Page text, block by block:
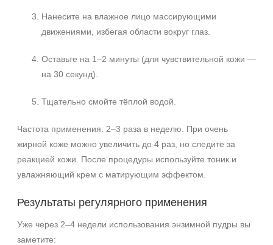
Нанесите на влажное лицо массирующими
движениями, избегая области вокруг глаз.
Оставьте на 1–2 минуты (для чувствительной кожи —
на 30 секунд).
Тщательно смойте тёплой водой.
Частота применения: 2–3 раза в неделю. При очень
жирной коже можно увеличить до 4 раз, но следите за
реакцией кожи. После процедуры используйте тоник и
увлажняющий крем с матирующим эффектом.
Результаты регулярного применения
Уже через 2–4 недели использования энзимной пудры вы
заметите: